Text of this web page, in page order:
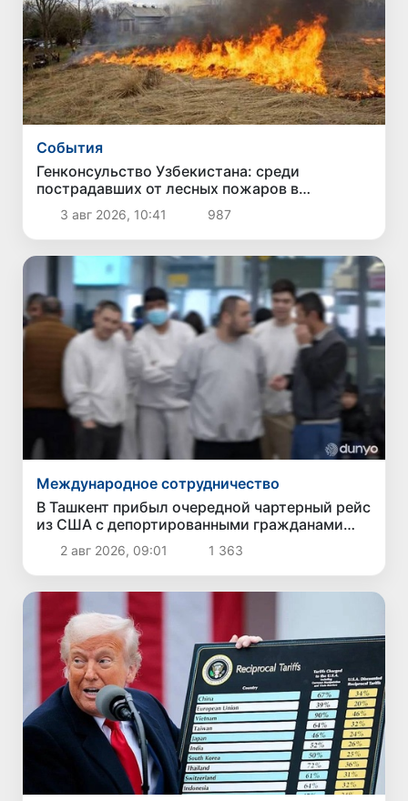
Cобытия
Генконсульство Узбекистана: среди
пострадавших от лесных пожаров в
американском штате Вашингтон граждан
Узбекистана нет
3 авг 2026, 10:41 987
Международное сотрудничество
В Ташкент прибыл очередной чартерный рейс
из США с депортированными гражданами
Узбекистана
2 авг 2026, 09:01 1 363